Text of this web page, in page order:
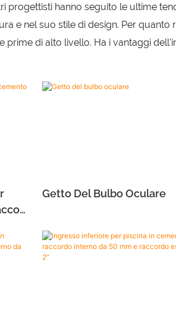
progettisti hanno seguito le ultime
e nel suo stile di design. Per quanto
di alto livello. Ha i vantaggi
Getto Del Bulbo Oculare